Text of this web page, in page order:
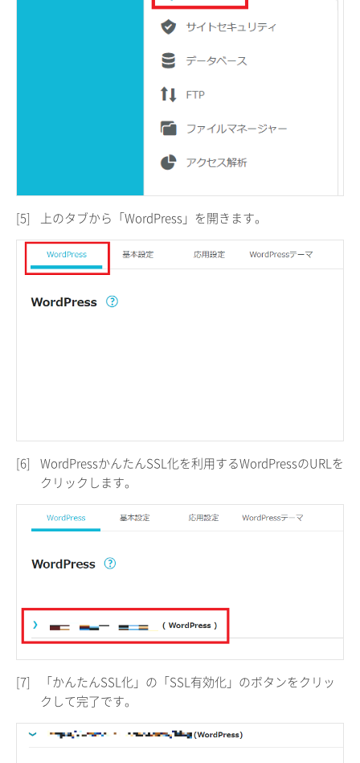
[5] 上のタブから「WordPress」を開きます。
[6]
WordPressかんたんSSL化を利用するWordPressのURLを
クリックします。
[7]
「かんたんSSL化」の「SSL有効化」のボタンをクリッ
クして完了です。